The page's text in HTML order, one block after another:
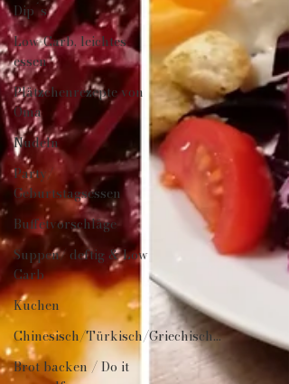
Dip´s
Low-Carb, leichtes
essen
Plätzchenrezepte von
Oma
Nudeln
Party/
Geburtstagsessen
Buffetvorschläge
Suppen/ deftig & Low
Carb
Kuchen
Chinesisch/Türkisch/Griechisch...
Brot backen / Do it